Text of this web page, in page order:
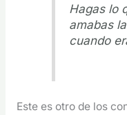
Hagas lo
amabas
cuando
Este es otro de los